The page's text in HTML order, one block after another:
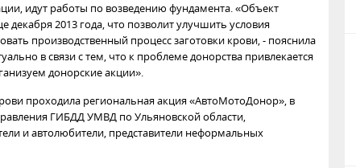
идут работы по возведению фундамента. «Объект
декабря 2013 года, что позволит улучшить условия
производственный процесс заготовки крови, - пояснила
в связис тем, что к проблеме донорства привлекается
донорские акции».
проходила региональная акция «АвтоМотоДонор», в
ГИБДД УМВД по Ульяновской области,
и автолюбители, представители неформальных